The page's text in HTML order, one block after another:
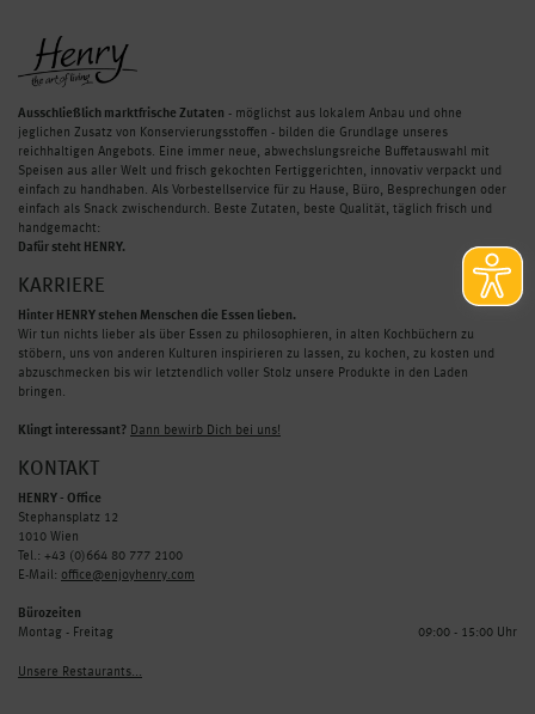
Ausschließlich marktfrische Zutaten - möglichst aus lokalem Anbau und ohne
jeglichen Zusatz von Konservierungsstoffen - bilden die Grundlage unseres
reichhaltigen Angebots. Eine immer neue, abwechslungsreiche Buffetauswahl mit
Speisen aus aller Welt und frisch gekochten Fertiggerichten, innovativ verpackt und
einfach zu handhaben. Als Vorbestellservice für zu Hause, Büro, Besprechungen oder
einfach als Snack zwischendurch. Beste Zutaten, beste Qualität, täglich frisch und
handgemacht:
Dafür steht HENRY.
KARRIERE
Hinter HENRY stehen Menschen die Essen lieben.
Wir tun nichts lieber als über Essen zu philosophieren, in alten Kochbüchern zu
stöbern, uns von anderen Kulturen inspirieren zu lassen, zu kochen, zu kosten und
abzuschmecken bis wir letztendlich voller Stolz unsere Produkte in den Laden
bringen.
Klingt interessant? Dann bewirb Dich bei uns!
KONTAKT
HENRY - Office
Stephansplatz 12
1010 Wien
Tel.: +43 (0)664 80 777 2100
E-Mail: office@enjoyhenry.com
Bürozeiten
Montag - Freitag
09:00 - 15:00 Uhr
Unsere Restaurants...